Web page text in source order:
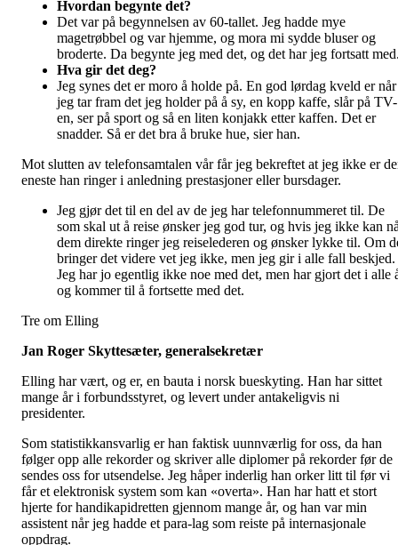
Hvordan begynte det?
Det var på begynnelsen av 60-tallet. Jeg hadde mye
magetrøbbel og var hjemme, og mora mi sydde bluser og
broderte. Da begynte jeg med det, og det har jeg fortsatt
Hva gir det deg?
Jeg synes det er moro å holde på. En god lørdag kveld er når
jeg tar fram det jeg holder på å sy, en kopp kaffe, slår på TV-
en, ser på sport og så en liten konjakk etter kaffen. Det er
snadder. Så er det bra å bruke hue, sier han.
Mot slutten av telefonsamtalen vår får jeg bekreftet at jeg ikke er
eneste han ringer i anledning prestasjoner eller bursdager.
Jeg gjør det til en del av de jeg har telefonnummeret til. De
som skal ut å reise ønsker jeg god tur, og hvis jeg ikke kan
dem direkte ringer jeg reiselederen og ønsker lykke til. Om
bringer det videre vet jeg ikke, men jeg gir i alle fall beskjed.
Jeg har jo egentlig ikke noe med det, men har gjort det i alle
og kommer til å fortsette med det.
Tre om Elling
Jan Roger Skyttesæter, generalsekretær
Elling har vært, og er, en bauta i norsk bueskyting. Han har sittet
mange år i forbundsstyret, og levert under antakeligvis ni
presidenter.
Som statistikkansvarlig er han faktisk uunnværlig for oss, da han
følger opp alle rekorder og skriver alle diplomer på rekorder før de
sendes oss for utsendelse. Jeg håper inderlig han orker litt til før vi
får et elektronisk system som kan «overta». Han har hatt et stort
hjerte for handikapidretten gjennom mange år, og han var min
assistent når jeg hadde et para-lag som reiste på internasjonale
oppdrag.